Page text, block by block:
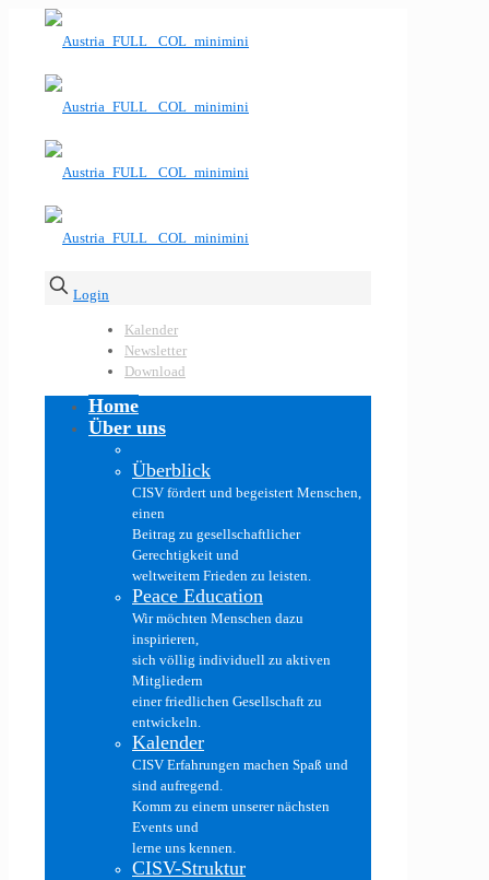
Login
Kalender
Newsletter
Download
Home
Über uns
Überblick
CISV fördert und begeistert Menschen,
einen
Beitrag zu gesellschaftlicher
Gerechtigkeit und
weltweitem Frieden zu leisten.
Peace Education
Wir möchten Menschen dazu
inspirieren,
sich völlig individuell zu aktiven
Mitgliedern
einer friedlichen Gesellschaft zu
entwickeln.
Kalender
CISV Erfahrungen machen Spaß und
sind aufregend.
Komm zu einem unserer nächsten
Events und
lerne uns kennen.
CISV-Struktur